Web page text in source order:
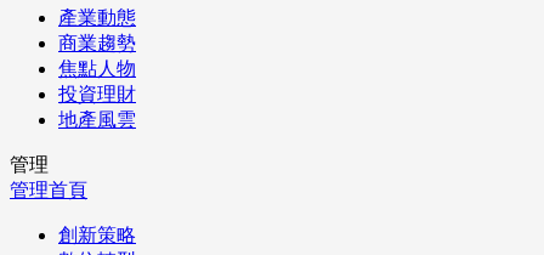
產業動態
商業趨勢
焦點人物
投資理財
地產風雲
管理
管理首頁
創新策略